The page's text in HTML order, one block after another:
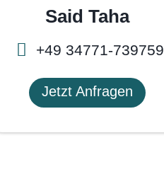
Said Taha
+49 34771-739759
Jetzt Anfragen